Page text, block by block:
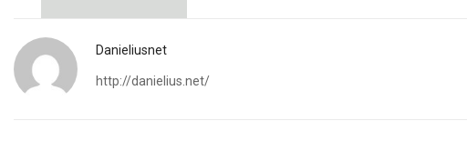
Danieliusnet
http://danielius.net/